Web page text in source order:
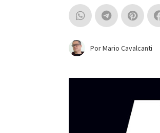
Por Mario Cavalcanti